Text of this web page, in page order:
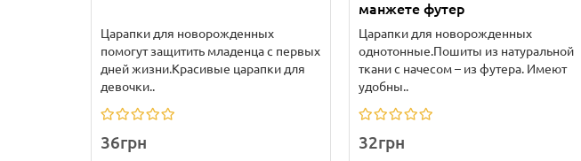
Царапки для новорожденных
помогут защитить младенца с первых
дней жизни.Красивые царапки для
девочки..
36грн
манжете футер
Царапки для новорожденных
однотонные.Пошиты из натуральной
ткани с начесом – из футера. Имеют
удобны..
32грн